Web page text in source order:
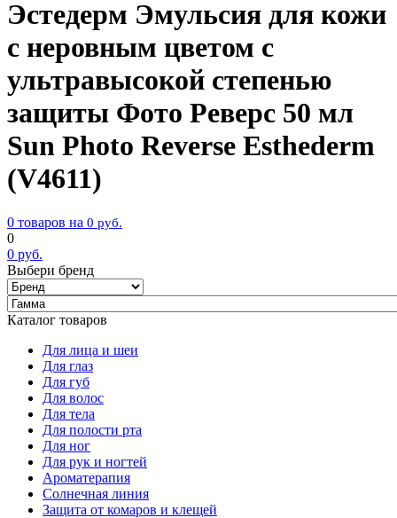
Эстедерм Эмульсия для кожи
с неровным цветом с
ультравысокой степенью
защиты Фото Реверс 50 мл
Sun Photo Reverse Esthederm
(V4611)
0 товаров на 0 руб.
0
0 руб.
Выбери бренд
Каталог товаров
Для лица и шеи
Для глаз
Для губ
Для волос
Для тела
Для полости рта
Для ног
Для рук и ногтей
Ароматерапия
Солнечная линия
Защита от комаров и клещей